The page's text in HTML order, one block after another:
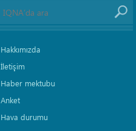
Hakkımızda
İletişim
Haber mektubu
Anket
Hava durumu